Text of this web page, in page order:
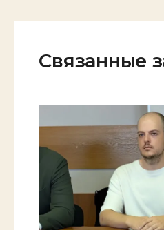
Связанные